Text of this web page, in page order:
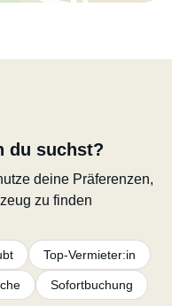
du suchst?
deine Präferenzen,
zu finden
Top-Vermieter:in
Sofortbuchung